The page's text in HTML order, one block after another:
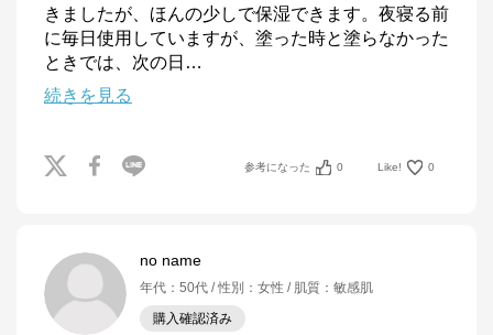
きましたが、ほんの少しで保湿できます。夜寝る前
に毎日使用していますが、塗った時と塗らなかった
ときでは、次の日 …
続きを見る
参考になった 0 Like! 0
no name
年代 ： 50代 性別 ： 女性 肌質 ： 敏感肌
購入確認済み